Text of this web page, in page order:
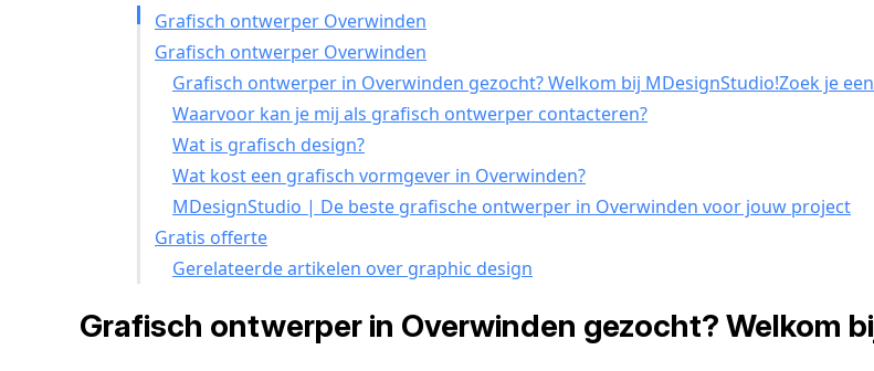
Grafisch ontwerper Overwinden
Grafisch ontwerper Overwinden
Grafisch ontwerper in Overwinden gezocht? Welkom bij MDesignStudio!Zoek je
Waarvoor kan je mij als grafisch ontwerper contacteren?
Wat is grafisch design?
Wat kost een grafisch vormgever in Overwinden?
MDesignStudio | De beste grafische ontwerper in Overwinden voor jouw project
Gratis offerte
Gerelateerde artikelen over graphic design
Grafisch ontwerper in Overwinden gezocht? Welkom